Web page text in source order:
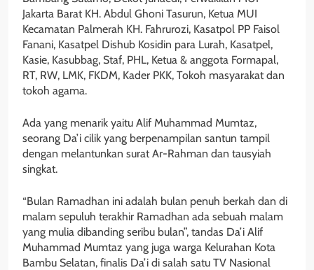
Jakarta Barat KH. Abdul Ghoni Tasurun, Ketua MUI
Kecamatan Palmerah KH. Fahrurozi, Kasatpol PP Faisol
Fanani, Kasatpel Dishub Kosidin para Lurah, Kasatpel,
Kasie, Kasubbag, Staf, PHL, Ketua & anggota Formapal,
RT, RW, LMK, FKDM, Kader PKK, Tokoh masyarakat dan
tokoh agama.
Ada yang menarik yaitu Alif Muhammad Mumtaz,
seorang Da’i cilik yang berpenampilan santun tampil
dengan melantunkan surat Ar-Rahman dan tausyiah
singkat.
“Bulan Ramadhan ini adalah bulan penuh berkah dan di
malam sepuluh terakhir Ramadhan ada sebuah malam
yang mulia dibanding seribu bulan”, tandas Da’i Alif
Muhammad Mumtaz yang juga warga Kelurahan Kota
Bambu Selatan, finalis Da’i di salah satu TV Nasional